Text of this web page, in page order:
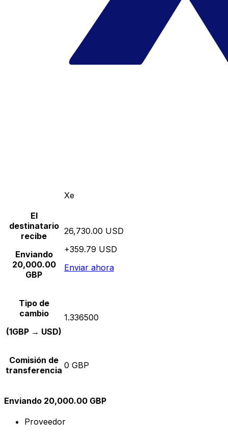
Xe
El
destinatario
recibe
Enviando
20,000.00
GBP
26,730.00 USD
+359.79 USD
Enviar ahora
Tipo de
cambio
(1GBP → USD)
1.336500
Comisión de
transferencia 0 GBP
Enviando 20,000.00 GBP
Proveedor